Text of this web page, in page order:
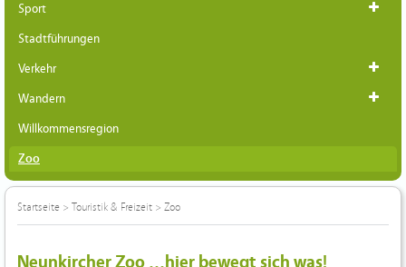
Sport
Stadtführungen
Verkehr
Wandern
Willkommensregion
Zoo
Startseite > Touristik & Freizeit > Zoo
Neunkircher Zoo ...hier bewegt sich was!